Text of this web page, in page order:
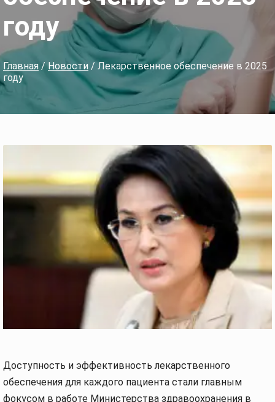
году
Главная /Новости / Лекарственное обеспечение в 2025
году
Доступность и эффективность лекарственного
обеспечения для каждого пациента стали главным
фокусом в работе Министерства здравоохранения в